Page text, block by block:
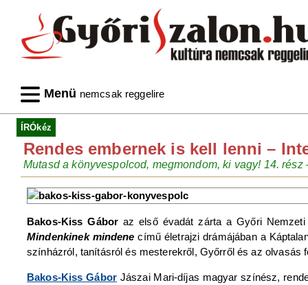
Menü nemcsak reggelire
ÍRÓkéz
Rendes embernek is kell lenni –
Mutasd a könyvespolcod, megmondom, ki vagy! 14.
Bakos-Kiss Gábor az első évadát zárta a Győri
Mindenkinek mindene című életrajzi drámájában a
színházról, tanításról és mesterekről, Győrről és az olvasás
Bakos-Kiss Gábor Jászai Mari-díjas magyar színész,